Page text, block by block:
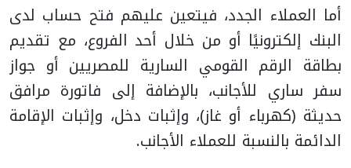
أما العملاء الجدد، فيتعين عليهم فتح حساب لدى
البنك إلكترونيًا أو من خلال أحد الفروع، مع تقديم
بطاقة الرقم القومي السارية للمصريين أو جواز
سفر ساري للأجانب، بالإضافة إلى فاتورة مرافق
حديثة (كهرباء أو غاز)، وإثبات دخل، وإثبات الإقامة
الدائمة بالنسبة للعملاء الأجانب.